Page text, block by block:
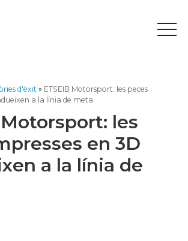
d'èxit» ETSEIB Motorsport: les peces
a la línia de meta
Motorsport: les
en 3D
a la línia de